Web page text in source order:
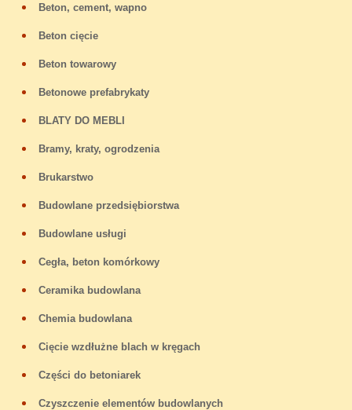
Beton, cement, wapno
Beton cięcie
Beton towarowy
Betonowe prefabrykaty
BLATY DO MEBLI
Bramy, kraty, ogrodzenia
Brukarstwo
Budowlane przedsiębiorstwa
Budowlane usługi
Cegła, beton komórkowy
Ceramika budowlana
Chemia budowlana
Cięcie wzdłużne blach w kręgach
Części do betoniarek
Czyszczenie elementów budowlanych